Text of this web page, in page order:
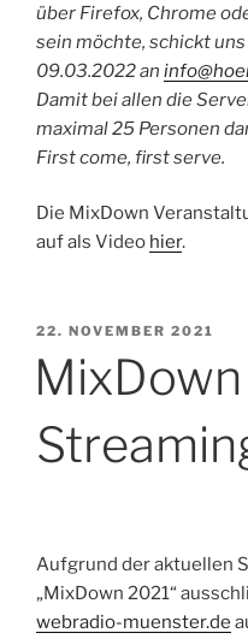
über Firefox, Chrome
sein möchte, schickt
09.03.2022 an
Damit bei allen die
maximal 25 Personen
First come, first serve.
Die MixDown
auf als Video hier.
VERÖFFENTLICHT
22. NOVEMBER 2021
Aufgrund der aktuellen
„MixDown 2021“
webradio-muenster.de